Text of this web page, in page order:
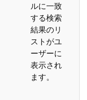
ルに一致
する検索
結果のリ
ストがユ
ーザーに
表示され
ます。